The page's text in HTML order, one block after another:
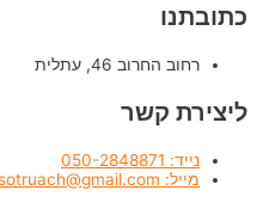
כתובתנו
רחוב החרוב 46, עתלית
ליצירת קשר
נייד: 050-2848871
מייל: cosotruach@gmail.com